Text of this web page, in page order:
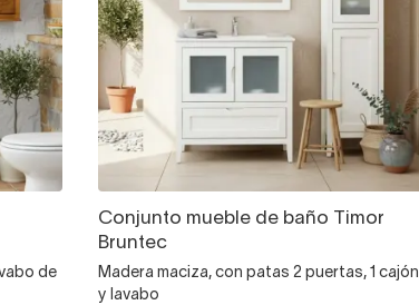
de
Conjunto mueble de baño Timor
Bruntec
Madera maciza, con patas 2 puertas, 1 cajón
y lavabo